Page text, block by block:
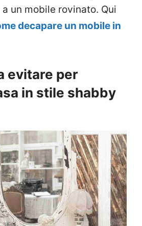
un mobile rovinato. Qui
decapare un mobile in
evitare per
in stile shabby